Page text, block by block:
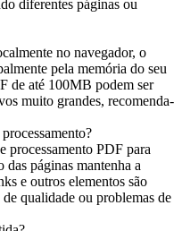
diferentes páginas ou
no navegador, o
pela memória do seu
de até 100MB podem ser
muito grandes, recomenda-
processamento PDF para
páginas mantenha a
e outros elementos são
qualidade ou problemas de